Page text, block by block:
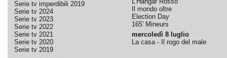
Serie tv imperdibili 2019
Serie tv 2024
Serie tv 2023
Serie tv 2022
Serie tv 2021
Serie tv 2020
Serie tv 2019
Il mondo oltre
Election Day
165' Mineurs
mercoledì 8 luglio
La casa - Il rogo del male